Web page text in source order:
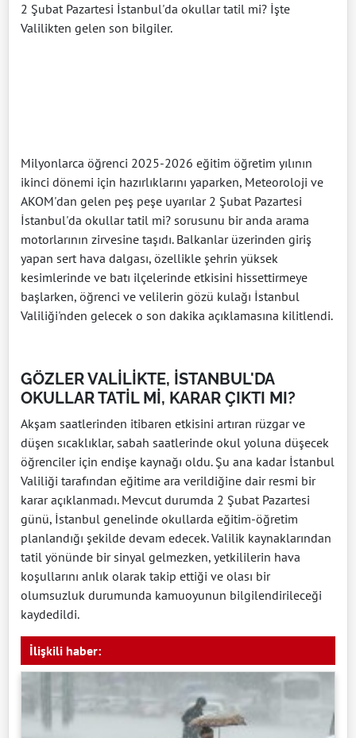
2 Şubat Pazartesi İstanbul'da okullar tatil mi? İşte
Valilikten gelen son bilgiler.
Milyonlarca öğrenci 2025-2026 eğitim öğretim yılının
ikinci dönemi için hazırlıklarını yaparken, Meteoroloji ve
AKOM'dan gelen peş peşe uyarılar 2 Şubat Pazartesi
İstanbul'da okullar tatil mi? sorusunu bir anda arama
motorlarının zirvesine taşıdı. Balkanlar üzerinden giriş
yapan sert hava dalgası, özellikle şehrin yüksek
kesimlerinde ve batı ilçelerinde etkisini hissettirmeye
başlarken, öğrenci ve velilerin gözü kulağı İstanbul
Valiliği'nden gelecek o son dakika açıklamasına kilitlendi.
GÖZLER VALİLİKTE, İSTANBUL'DA
OKULLAR TATİL Mİ, KARAR ÇIKTI MI?
Akşam saatlerinden itibaren etkisini artıran rüzgar ve
düşen sıcaklıklar, sabah saatlerinde okul yoluna düşecek
öğrenciler için endişe kaynağı oldu. Şu ana kadar İstanbul
Valiliği tarafından eğitime ara verildiğine dair resmi bir
karar açıklanmadı. Mevcut durumda 2 Şubat Pazartesi
günü, İstanbul genelinde okullarda eğitim-öğretim
planlandığı şekilde devam edecek. Valilik kaynaklarından
tatil yönünde bir sinyal gelmezken, yetkililerin hava
koşullarını anlık olarak takip ettiği ve olası bir
olumsuzluk durumunda kamuoyunun bilgilendirileceği
kaydedildi.
İlişkili haber: